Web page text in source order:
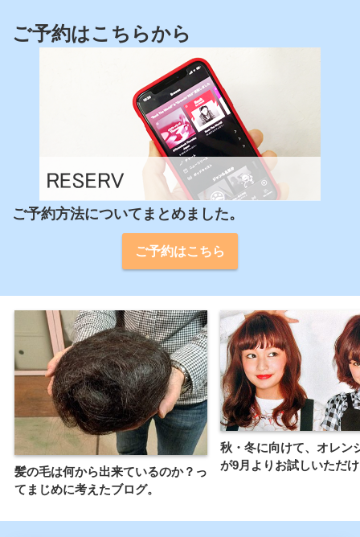
ご予約はこちらから
ご予約方法についてまとめました。
ご予約はこちら
髪の毛は何から出来ているのか？っ
てまじめに考えたブログ。
秋・冬に向けて、オレン
が9月よりお試しいただ